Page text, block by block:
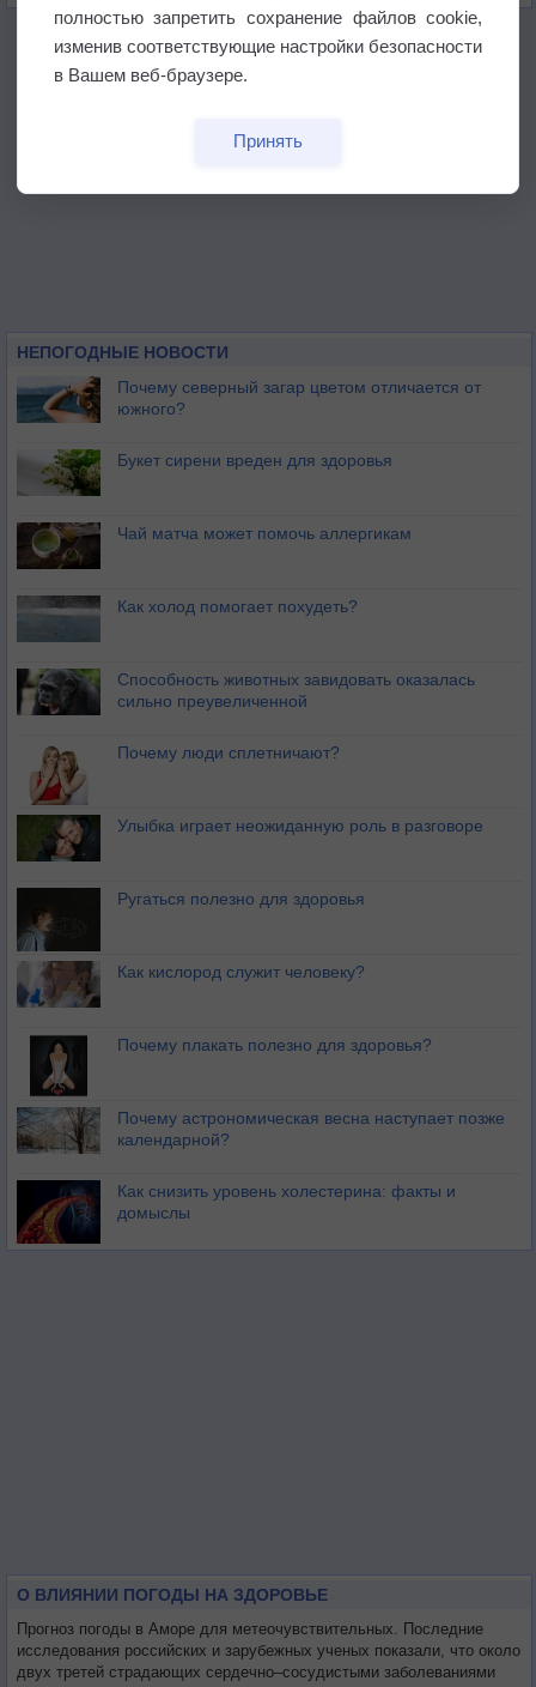
НЕПОГОДНЫЕ НОВОСТИ
Почему северный загар цветом отличается от
южного?
Букет сирени вреден для здоровья
Чай матча может помочь аллергикам
Как холод помогает похудеть?
Способность животных завидовать оказалась
сильно преувеличенной
Почему люди сплетничают?
Улыбка играет неожиданную роль в разговоре
Ругаться полезно для здоровья
Как кислород служит человеку?
Почему плакать полезно для здоровья?
Почему астрономическая весна наступает позже
календарной?
Как снизить уровень холестерина: факты и
домыслы
О ВЛИЯНИИ ПОГОДЫ НА ЗДОРОВЬЕ
Прогноз погоды в Аморе для метеочувствительных. Последние
исследования российских и зарубежных ученых показали, что около
двух третей страдающих сердечно–сосудистыми заболеваниями
полностью запретить сохранение файлов cookie,
изменив соответствующие настройки безопасности
в Вашем веб-браузере.
Принять